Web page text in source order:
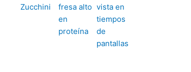
Zucchini
fresa alto
en
proteína
vista en
tiempos
de
pantallas